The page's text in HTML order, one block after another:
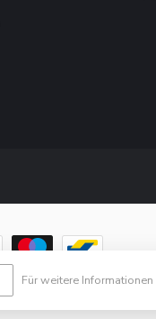
Für weitere